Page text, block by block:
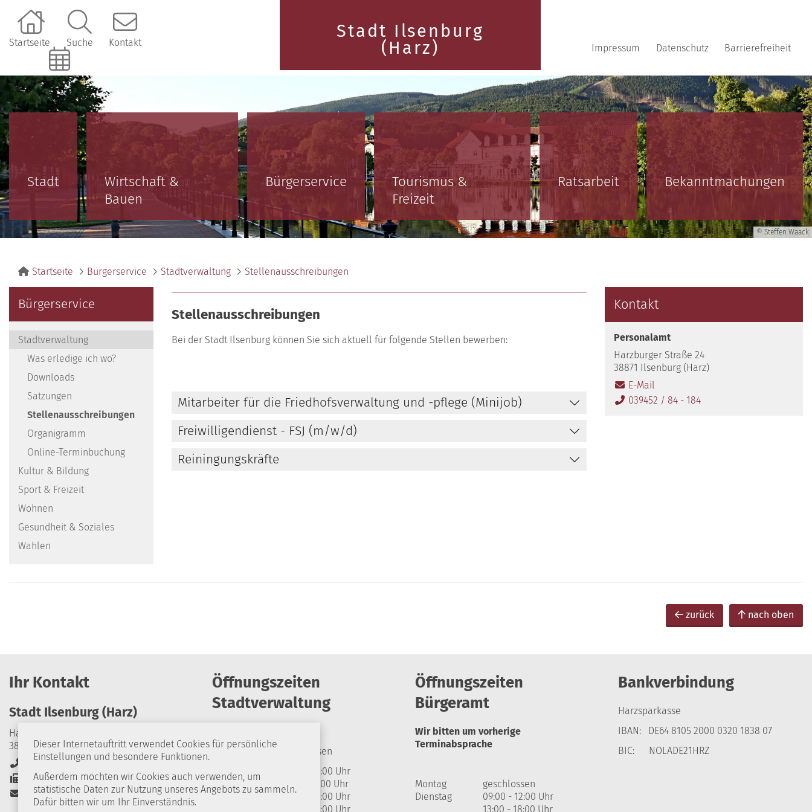
Dieser Internetauftritt verwendet Cookies für persönliche
Einstellungen und besondere Funktionen.
Außerdem möchten wir Cookies auch verwenden, um
statistische Daten zur Nutzung unseres Angebots zu sammeln.
Dafür bitten wir um Ihr Einverständnis.
Startseite Suche Kontakt
Online-Terminbuchung
Stadt Ilsenburg
(Harz)
Impressum Datenschutz Barrierefreiheit
Stadt
Wirtschaft &
Bauen
Bürgerservice
Tourismus &
Freizeit
Ratsarbeit Bekanntmachungen
© Steffen Waack
Startseite Bürgerservice Stadtverwaltung Stellenausschreibungen
Bürgerservice
Stadtverwaltung
Was erledige ich wo?
Downloads
Satzungen
Stellenausschreibungen
Organigramm
Online-Terminbuchung
Kultur & Bildung
Sport & Freizeit
Wohnen
Gesundheit & Soziales
Wahlen
Stellenausschreibungen
Bei der Stadt Ilsenburg können Sie sich aktuell für folgende Stellen bewerben:
Mitarbeiter für die Friedhofsverwaltung und -pflege (Minijob)
Freiwilligendienst - FSJ (m/w/d)
Reiningungskräfte
Kontakt
Personalamt
Harzburger Straße 24
38871 Ilsenburg (Harz)
E-Mail
039452 / 84 - 184
zurück nach oben
Ihr Kontakt
Stadt Ilsenburg (Harz)
Harzburger Straße 24
38871 Ilsenburg (Harz)
+49 39452 84-0
+49 39452 84-114
Stadt-Ilsenburg@stadt-ilsenburg.de
Öffnungszeiten
Stadtverwaltung
Montag
geschlossen
Dienstag
09:00 - 12:00 Uhr
13:00 - 17:00 Uhr
Mittwoch
09:00 - 12:00 Uhr
09:00 - 12:00 Uhr
Öffnungszeiten
Bürgeramt
Wir bitten um vorherige
Terminabsprache
Montag
geschlossen
Dienstag
09:00 - 12:00 Uhr
13:00 - 18:00 Uhr
Bankverbindung
Harzsparkasse
IBAN: DE64 8105 2000 0320 1838 07
BIC: NOLADE21HRZ